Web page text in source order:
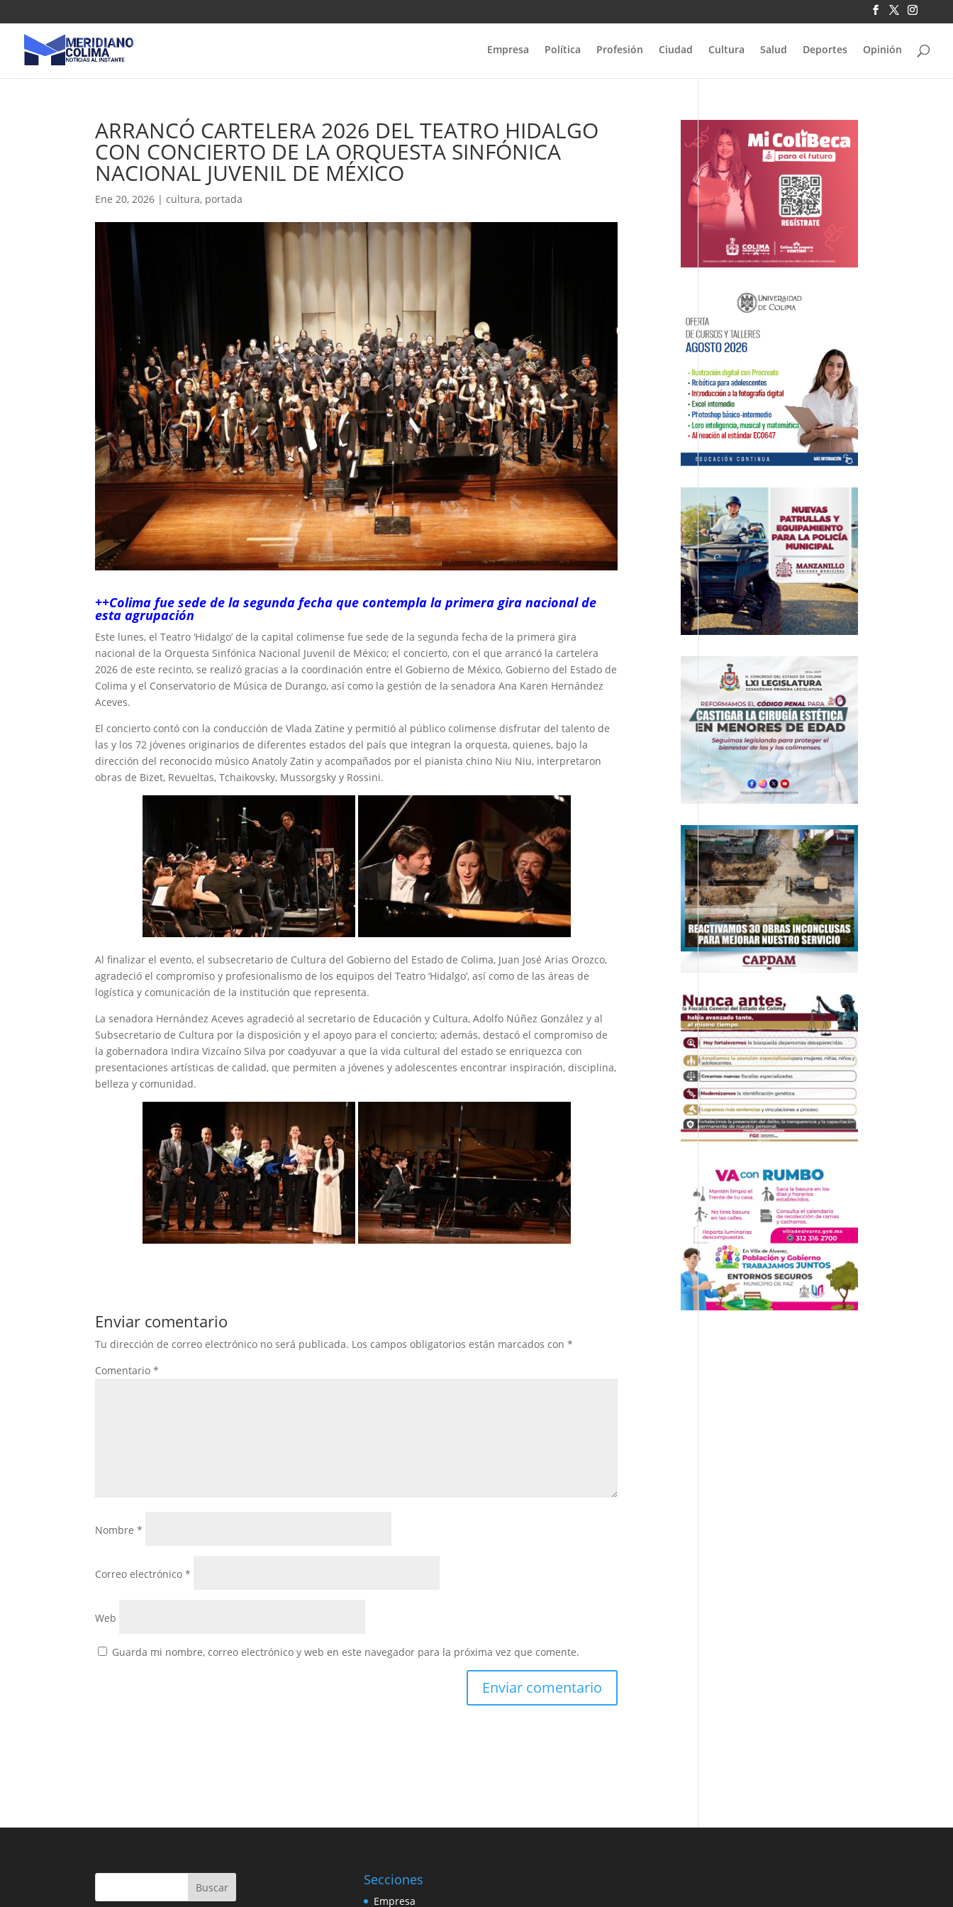
Empresa Política Profesión Ciudad Cultura Salud Deportes Opinión
ARRANCÓ CARTELERA 2026 DEL TEATRO HIDALGO
CON CONCIERTO DE LA ORQUESTA SINFÓNICA
NACIONAL JUVENIL DE MÉXICO
Ene 20, 2026 |cultura, portada
++Colima fue sede de la segunda fecha que contempla la primera gira nacional de
esta agrupación
Este lunes, el Teatro ‘Hidalgo’ de la capital colimense fue sede de la segunda fecha de la primera gira
nacional de la Orquesta Sinfónica Nacional Juvenil de México; el concierto, con el que arrancó la cartelera
2026 de este recinto, se realizó gracias a la coordinación entre el Gobierno de México, Gobierno del Estado de
Colima y el Conservatorio de Música de Durango, así como la gestión de la senadora Ana Karen Hernández
Aceves.
El concierto contó con la conducción de Vlada Zatine y permitió al público colimense disfrutar del talento de
las y los 72 jóvenes originarios de diferentes estados del país que integran la orquesta, quienes, bajo la
dirección del reconocido músico Anatoly Zatin y acompañados por el pianista chino Niu Niu, interpretaron
obras de Bizet, Revueltas, Tchaikovsky, Mussorgsky y Rossini.
Al finalizar el evento, el subsecretario de Cultura del Gobierno del Estado de Colima, Juan José Arias Orozco,
agradeció el compromiso y profesionalismo de los equipos del Teatro ‘Hidalgo’, así como de las áreas de
logística y comunicación de la institución que representa.
La senadora Hernández Aceves agradeció al secretario de Educación y Cultura, Adolfo Núñez González y al
Subsecretario de Cultura por la disposición y el apoyo para el concierto; además, destacó el compromiso de
la gobernadora Indira Vizcaíno Silva por coadyuvar a que la vida cultural del estado se enriquezca con
presentaciones artísticas de calidad, que permiten a jóvenes y adolescentes encontrar inspiración, disciplina,
belleza y comunidad.
Enviar comentario
Tu dirección de correo electrónico no será publicada. Los campos obligatorios están marcados con*
Comentario*
Nombre*
Correo electrónico*
Web
Guarda mi nombre, correo electrónico y web en este navegador para la próxima vez que comente.
Buscar Secciones
Empresa